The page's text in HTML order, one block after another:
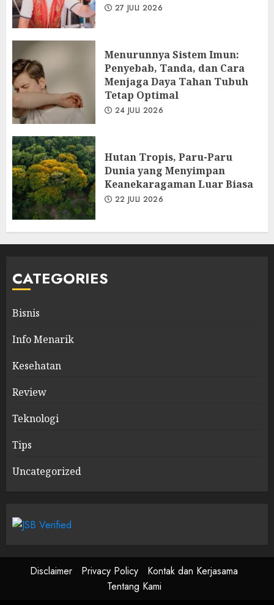
27 JULI 2026
Menurunnya Sistem Imun:
Penyebab, Tanda, dan Cara
Menjaga Daya Tahan Tubuh
Tetap Optimal
24 JULI 2026
Hutan Tropis, Paru-Paru
Dunia yang Menyimpan
Keanekaragaman Luar Biasa
22 JULI 2026
CATEGORIES
Bisnis
Info Menarik
Kesehatan
Review
Teknologi
Tips
Uncategorized
Disclaimer Privacy Policy
Kontak dan Kerjasama
Tentang Kami